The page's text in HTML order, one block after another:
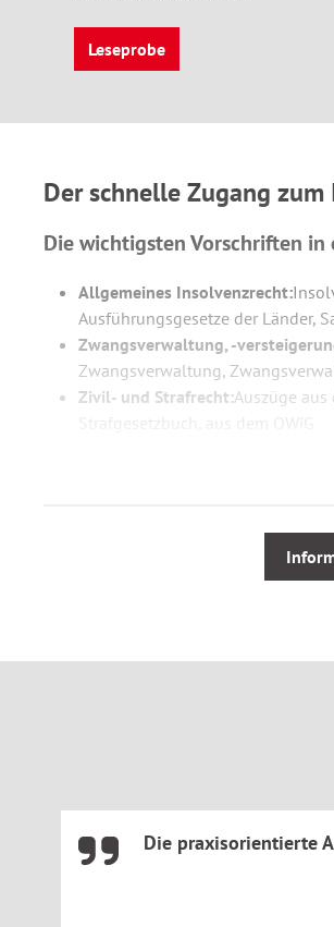
Leseprobe
Der schnelle Zugang
Die wichtigsten Vorschriften in
Allgemeines Insolvenzrecht:
Ausführungsgesetze der Länder,
Zwangsverwaltung, -
Zwangsverwaltung,
Zivil- und Strafrecht:Auszüge
Auszüge aus den
Auszüge aus der
Pfändungsfreigrenzen,
Steuerrecht:Auszüge aus der
Finanzämter, Steuerberatung,
Schuldnerberatung, Schuldner,
Hochschulen.
Die praxisorientierte